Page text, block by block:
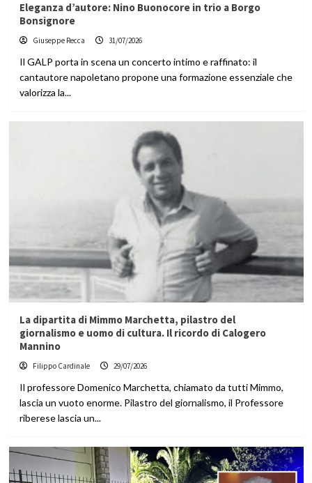
Eleganza d’autore: Nino Buonocore in trio a Borgo
Bonsignore
Giuseppe Recca 31/07/2026
Il GALP porta in scena un concerto intimo e raffinato: il
cantautore napoletano propone una formazione essenziale che
valorizza la...
La dipartita di Mimmo Marchetta, pilastro del
giornalismo e uomo di cultura. Il ricordo di Calogero
Mannino
Filippo Cardinale 29/07/2026
Il professore Domenico Marchetta, chiamato da tutti Mimmo,
lascia un vuoto enorme. Pilastro del giornalismo, il Professore
riberese lascia un...